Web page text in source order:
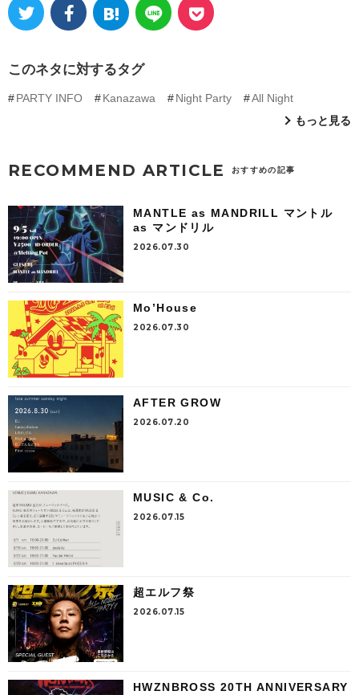
このネタに対するタグ
PARTY INFO Kanazawa Night Party
All Night
もっと見る
RECOMMEND ARTICLE おすすめの記事
MANTLE as MANDRILL マントル
as マンドリル
2026.07.30
Mo’House
2026.07.30
AFTER GROW
2026.07.20
MUSIC & Co.
2026.07.15
超エルフ祭
2026.07.15
HWZNBROSS 20TH ANNIVERSARY